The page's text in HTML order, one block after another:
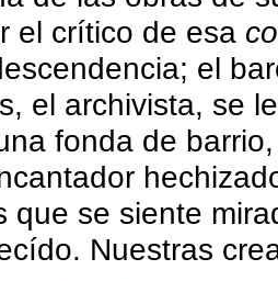
el crítico de esa
el
el archivista, se
fonda de
que se siente
Nuestras